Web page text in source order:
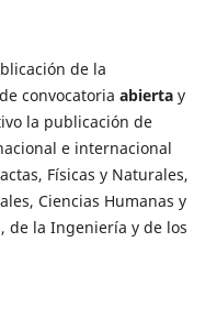
de la
convocatoria abiertay
la publicación de
e internacional
Físicas y Naturales,
Ciencias Humanas y
de la Ingeniería y de los